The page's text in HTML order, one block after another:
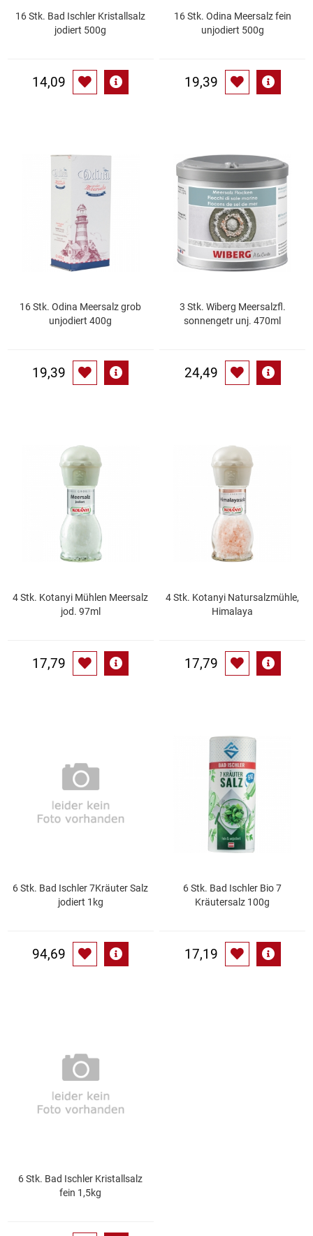
Schinken
Speck / Rohschinken
Spirituosen
Tischbereich
Trocken-/Backfrüchte
Waffeln / Kekse
Zucker / Süßstoffe
16 Stk. Bad Ischler Kristallsalz
jodiert 500g
14,09
16 Stk. Odina Meersalz fein
unjodiert 500g
19,39
16 Stk. Odina Meersalz grob
unjodiert 400g
19,39
3 Stk. Wiberg Meersalzfl.
sonnengetr unj. 470ml
24,49
4 Stk. Kotanyi Mühlen Meersalz
jod. 97ml
17,79
4 Stk. Kotanyi Natursalzmühle,
Himalaya
17,79
6 Stk. Bad Ischler 7Kräuter Salz
jodiert 1kg
94,69
6 Stk. Bad Ischler Bio 7
Kräutersalz 100g
17,19
6 Stk. Bad Ischler Kristallsalz
fein 1,5kg